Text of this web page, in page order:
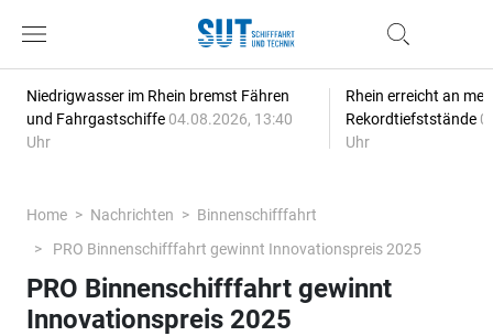
Niedrigwasser im Rhein bremst Fähren
und Fahrgastschiffe 04.08.2026, 13:40
Uhr
Rhein erreicht an
Rekordtiefststände
Uhr
Home Nachrichten
Binnenschifffahrt
PRO Binnenschifffahrt gewinnt Innovationspreis 2025
PRO Binnenschifffahrt gewinnt
Innovationspreis 2025